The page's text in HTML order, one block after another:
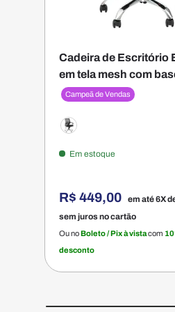
Cadeira de Escritório
em tela mesh com
cromada e braço -
Campeã de Vendas
Em estoque
R$ 449,00 em até 6X
sem juros no cartão
Ou noBoleto / Pix à vistacom
desconto